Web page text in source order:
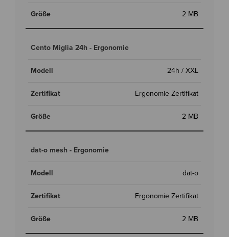
2 MB
Cento Miglia 24h - Ergonomie
24h / XXL
Ergonomie Zertifikat
2 MB
dat-o mesh - Ergonomie
dat-o
Ergonomie Zertifikat
2 MB